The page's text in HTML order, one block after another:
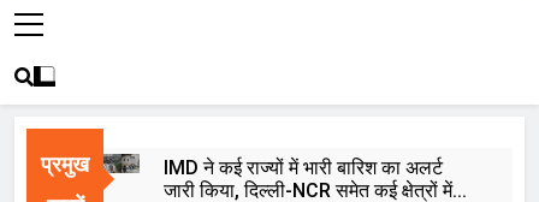
प्रमुख
IMD ने कई राज्यों में भारी बारिश का अलर्ट
जारी किया, दिल्ली-NCR समेत कई क्षेत्रों में